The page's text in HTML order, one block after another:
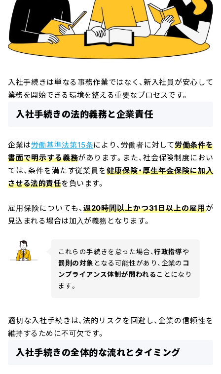
入社手続きは単なる事務作業ではなく、新入社員が安心して
業務を開始できる環境を整える重要なプロセスです。
入社手続きの法的義務と企業責任
企業は労働基準法第15条により、労働者に対して労働条件を
書面で明示する義務があります。また、社会保険制度におい
ては、条件を満たす従業員を健康保険・厚生年金保険に加入
させる法的責任を負います。
雇用保険についても、 週20時間以上かつ31日以上の雇用が
見込まれる場合は加入が義務となります。
これらの手続きを怠った場合、行政指導や
罰則の対象 となる可能性があり、企業の コ
ンプライアンス体制が問われる ことになり
ます。
適切な入社手続きは、法的リスクを回避し、企業の信頼性を
維持するために不可欠です。
入社手続きの全体的な流れとタイミング